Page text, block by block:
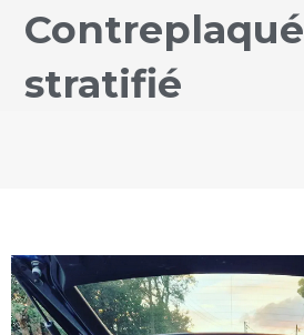
Contreplaqué
stratifié